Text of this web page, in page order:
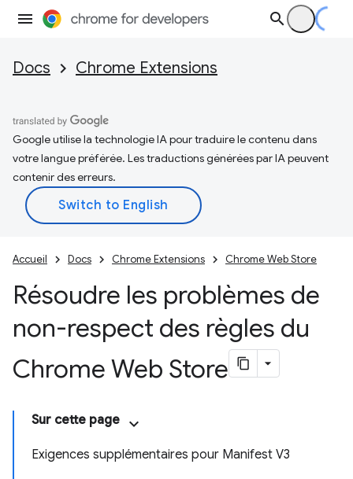
Docs Chrome Extensions
Google utilise la technologie IA pour traduire le contenu dans
votre langue préférée. Les traductions générées par IA peuvent
contenir des erreurs.
Accueil Docs Chrome Extensions Chrome Web Store
Résoudre les problèmes de
non-respect des règles du
Chrome Web Store
Sur cette page
Exigences supplémentaires pour Manifest V3